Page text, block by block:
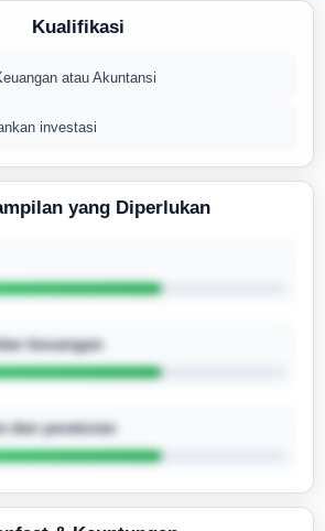
Kualifikasi
atau Akuntansi
investasi
yang Diperlukan
keuangan
dan peraturan